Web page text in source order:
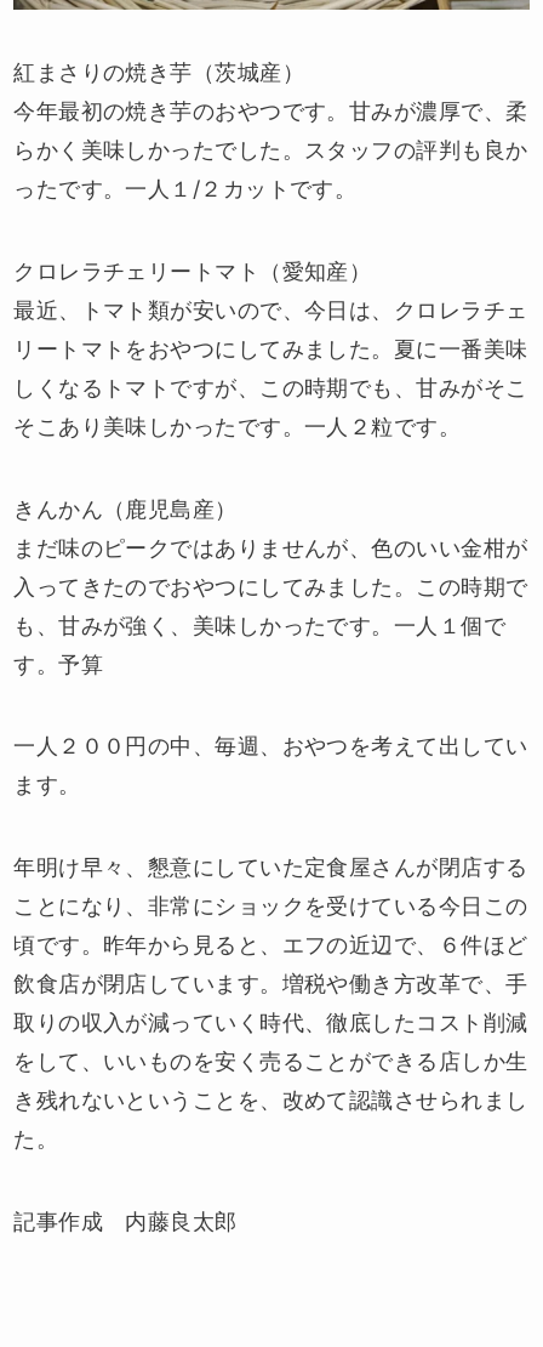
紅まさりの焼き芋（茨城産）
今年最初の焼き芋のおやつです。甘みが濃厚で、柔
らかく美味しかったでした。スタッフの評判も良か
ったです。一人１/２カットです。
クロレラチェリートマト（愛知産）
最近、トマト類が安いので、今日は、クロレラチェ
リートマトをおやつにしてみました。夏に一番美味
しくなるトマトですが、この時期でも、甘みがそこ
そこあり美味しかったです。一人２粒です。
きんかん（鹿児島産）
まだ味のピークではありませんが、色のいい金柑が
入ってきたのでおやつにしてみました。この時期で
も、甘みが強く、美味しかったです。一人１個で
す。予算
一人２００円の中、毎週、おやつを考えて出してい
ます。
年明け早々、懇意にしていた定食屋さんが閉店する
ことになり、非常にショックを受けている今日この
頃です。昨年から見ると、エフの近辺で、６件ほど
飲食店が閉店しています。増税や働き方改革で、手
取りの収入が減っていく時代、徹底したコスト削減
をして、いいものを安く売ることができる店しか生
き残れないということを、改めて認識させられまし
た。
記事作成 内藤良太郎